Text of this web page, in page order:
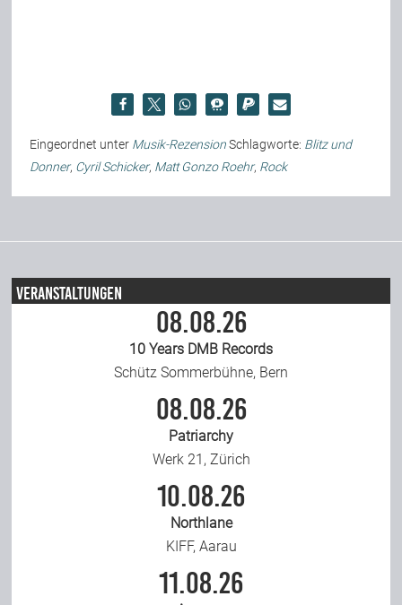
Eingeordnet unter Musik-Rezension Schlagworte: Blitz und
Donner, Cyril Schicker, Matt Gonzo Roehr, Rock
Veranstaltungen
08.08.26
10 Years DMB Records
Schütz Sommerbühne, Bern
08.08.26
Patriarchy
Werk 21, Zürich
10.08.26
Northlane
KIFF, Aarau
11.08.26